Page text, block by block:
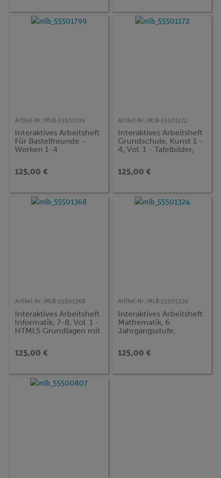
Artikel-Nr.: MLB-55501799
Interaktives Arbeitsheft
Für Bastelfreunde -
Werken 1-4
125,00 €
Artikel-Nr.: MLB-55501172
Interaktives Arbeitsheft
Grundschule, Kunst 1 -
4, Vol. 1 - Tafelbilder,
125,00 €
Artikel-Nr.: MLB-55501368
Interaktives Arbeitsheft
Informatik, 7-8, Vol. 1 -
HTML5 Grundlagen mit
125,00 €
Artikel-Nr.: MLB-55501324
Interaktives Arbeitsheft
Mathematik, 6.
Jahrgangsstufe,
125,00 €